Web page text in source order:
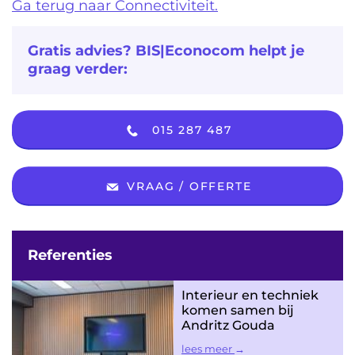
Ga terug naar Connectiviteit.
Gratis advies? BIS|Econocom helpt je
graag verder:
015 287 487
VRAAG / OFFERTE
Referenties
Interieur en techniek
komen samen bij
Andritz Gouda
lees meer